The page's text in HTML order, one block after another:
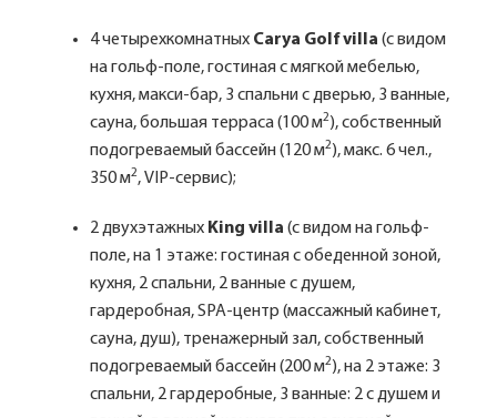
4 четырехкомнатных Carya Golf villa (с видом
на гольф-поле, гостиная с мягкой мебелью,
кухня, макси-бар, 3 спальни с дверью, 3 ванные,
сауна, большая терраса (100 м2), собственный
подогреваемый бассейн (120 м2), макс. 6 чел.,
350 м2, VIP-сервис);
2 двухэтажных King villa (с видом на гольф-
поле, на 1 этаже: гостиная с обеденной зоной,
кухня, 2 спальни, 2 ванные с душем,
гардеробная, SPA-центр (массажный кабинет,
сауна, душ), тренажерный зал, собственный
подогреваемый бассейн (200 м2), на 2 этаже: 3
спальни, 2 гардеробные, 3 ванные: 2 с душем и